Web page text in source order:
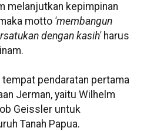
melanjutkan kepimpinan
motto 'membangun
dengan kasih' harus
pendaratan pertama
Jerman, yaitu Wilhelm
Geissler untuk
Tanah Papua.